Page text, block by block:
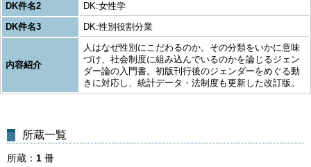
DK件名2
DK:女性学
DK件名3
DK:性別役割分業
内容紹介
人はなぜ性別にこだわるのか。その分類をいかに意味
づけ、社会制度に組み込んでいるのかを論じるジェン
ダー論の入門書。初版刊行後のジェンダーをめぐる動
きに対応し、統計データ・法制度も更新した改訂版。
所蔵一覧
所蔵 1 冊